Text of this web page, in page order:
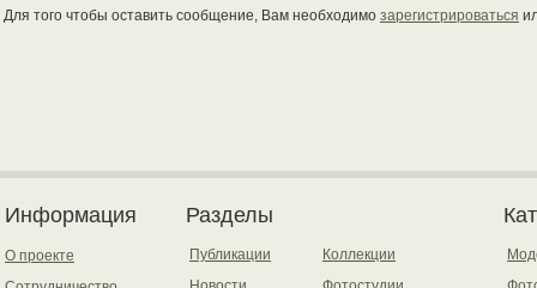
Для того чтобы оставить сообщение, Вам необходимо зарегистрироваться
Информация
О проекте
Разделы
Публикации
Коллекции